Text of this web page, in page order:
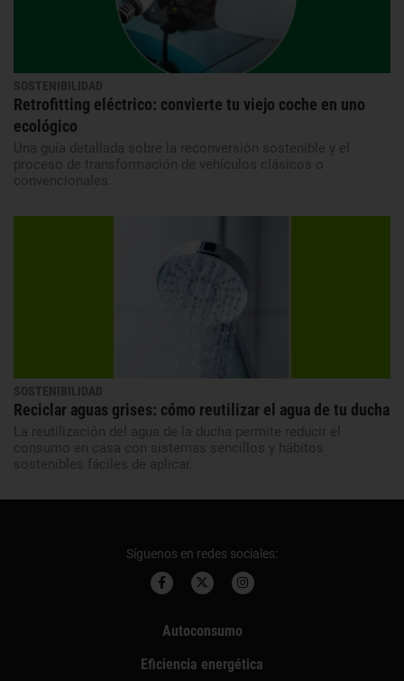
SOSTENIBILIDAD
Retrofitting eléctrico: convierte tu viejo coche en uno
ecológico
Una guía detallada sobre la reconversión sostenible y el
proceso de transformación de vehículos clásicos o
convencionales.
SOSTENIBILIDAD
Reciclar aguas grises: cómo reutilizar el agua de tu ducha
La reutilización del agua de la ducha permite reducir el
consumo en casa con sistemas sencillos y hábitos
sostenibles fáciles de aplicar.
Síguenos en redes sociales:
Autoconsumo
Eficiencia energética